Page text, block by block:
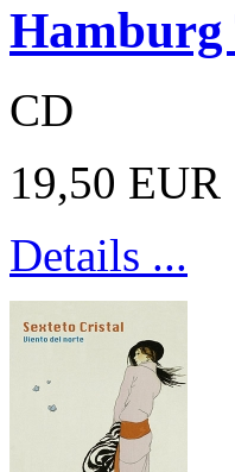
CD
19,50 EUR
Details ...